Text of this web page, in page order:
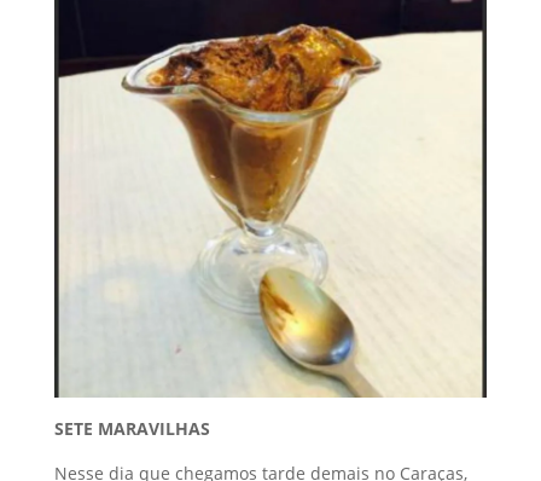
SETE MARAVILHAS
Nesse dia que chegamos tarde demais no Caraças,